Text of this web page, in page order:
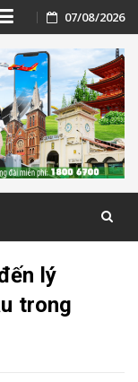
07/08/2026
lý
trong